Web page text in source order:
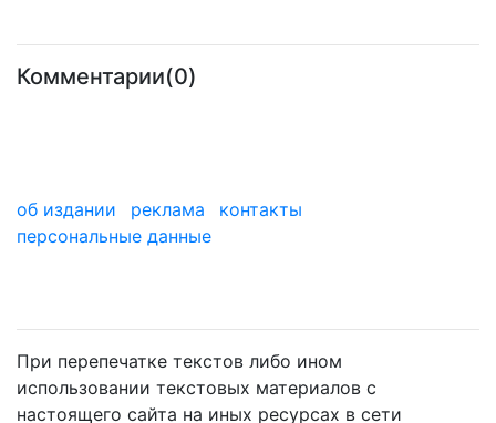
Комментарии(0)
об издании реклама
контакты
персональные данные
При перепечатке текстов либо ином
использовании текстовых материалов с
настоящего сайта на иных ресурсах в сети